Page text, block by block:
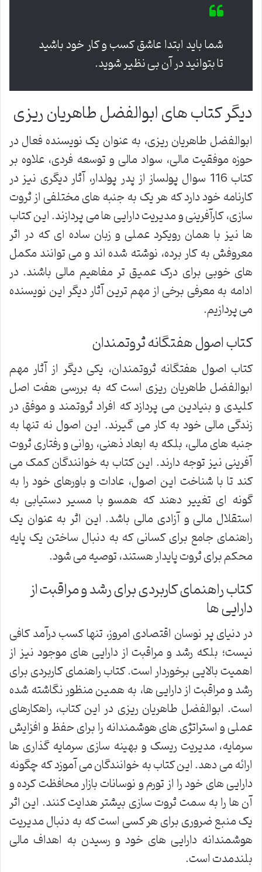
شما باید ابتدا عاشق کسب و کار خود باشید
تا بتوانید در آن بی نظیر شوید.
دیگر کتاب های ابوالفضل طاهریان ریزی
ابوالفضل طاهریان ریزی، به عنوان یک نویسنده فعال در
حوزه موفقیت مالی، سواد مالی و توسعه فردی، علاوه بر
کتاب 116 سوال پولساز از پدر پولدار، آثار دیگری نیز در
کارنامه خود دارد که هر یک به جنبه های مختلفی از ثروت
سازی، کارآفرینی و مدیریت دارایی ها می پردازند. این کتاب
ها نیز با همان رویکرد عملی و زبان ساده ای که در اثر
معروفش به کار برده، نوشته شده اند و می توانند مکمل
های خوبی برای درک عمیق تر مفاهیم مالی باشند. در
ادامه به معرفی برخی از مهم ترین آثار دیگر این نویسنده
می پردازیم.
کتاب اصول هفتگانه ثروتمندان
کتاب اصول هفتگانه ثروتمندان، یکی دیگر از آثار مهم
ابوالفضل طاهریان ریزی است که به بررسی هفت اصل
کلیدی و بنیادین می پردازد که افراد ثروتمند و موفق در
زندگی مالی خود به کار می گیرند. این اصول نه تنها به
جنبه های مالی، بلکه به ابعاد ذهنی، روانی و رفتاری ثروت
آفرینی نیز توجه دارند. این کتاب به خوانندگان کمک می
کند تا با شناخت این اصول، عادات و باورهای خود را به
گونه ای تغییر دهند که همسو با مسیر دستیابی به
استقلال مالی و آزادی مالی باشد. این اثر به عنوان یک
راهنمای جامع برای کسانی که به دنبال ساختن یک پایه
محکم برای ثروت پایدار هستند، توصیه می شود.
کتاب راهنمای کاربردی برای رشد و مراقبت از
دارایی ها
در دنیای پر نوسان اقتصادی امروز، تنها کسب درآمد کافی
نیست؛ بلکه رشد و مراقبت از دارایی های موجود نیز از
اهمیت بالایی برخوردار است. کتاب راهنمای کاربردی برای
رشد و مراقبت از دارایی ها، به همین منظور نگاشته شده
است. ابوالفضل طاهریان ریزی در این کتاب، راهکارهای
عملی و استراتژی های هوشمندانه را برای حفظ و افزایش
سرمایه، مدیریت ریسک و بهینه سازی سرمایه گذاری ها
ارائه می دهد. این کتاب به خوانندگان می آموزد که چگونه
دارایی های خود را از تورم و نوسانات بازار محافظت کرده و
آن ها را به سمت ثروت سازی بیشتر هدایت کنند. این اثر
یک منبع ضروری برای هر کسی است که به دنبال مدیریت
هوشمندانه دارایی های خود و رسیدن به اهداف مالی
بلندمدت است.